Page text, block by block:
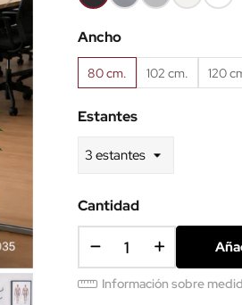
RAL9005RAL9006RAL7035RAL9010blanco
Ancho
80 cm. 102 cm. 120
Estantes
Cantidad
Información sobre